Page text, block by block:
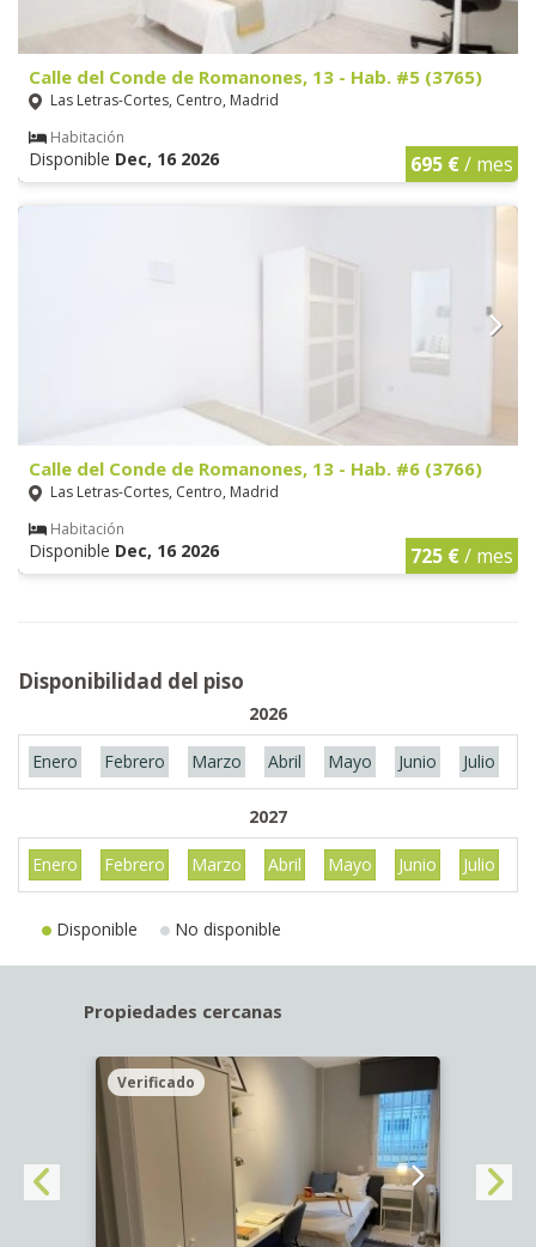
Calle del Conde de Romanones, 13 - Hab. #5 (3765)
Las Letras-Cortes, Centro, Madrid
Habitación
Disponible Dec, 16 2026 695 €/ mes
Calle del Conde de Romanones, 13 - Hab. #6 (3766)
Las Letras-Cortes, Centro, Madrid
Habitación
Disponible Dec, 16 2026 725 €/ mes
Disponibilidad del piso
2026
Enero Febrero Marzo Abril Mayo Junio Julio
2027
Enero Febrero Marzo Abril Mayo Junio Julio
Disponible No disponible
Propiedades cercanas
Verificado